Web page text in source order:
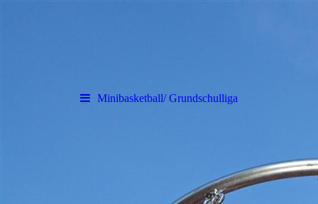
Minibasketball/ Grundschulliga